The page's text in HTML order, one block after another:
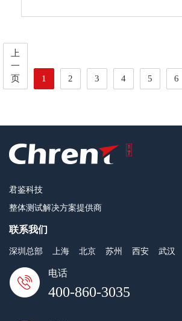
上
一
页
1 2 3 4 5 6
君鉴科技
整体测试解决方案提供商
联系我们
深圳总部 上海 北京 苏州 西安 武汉
电话
400-860-3035